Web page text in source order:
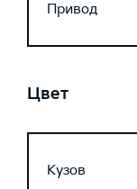
Привод
Цвет
Кузов